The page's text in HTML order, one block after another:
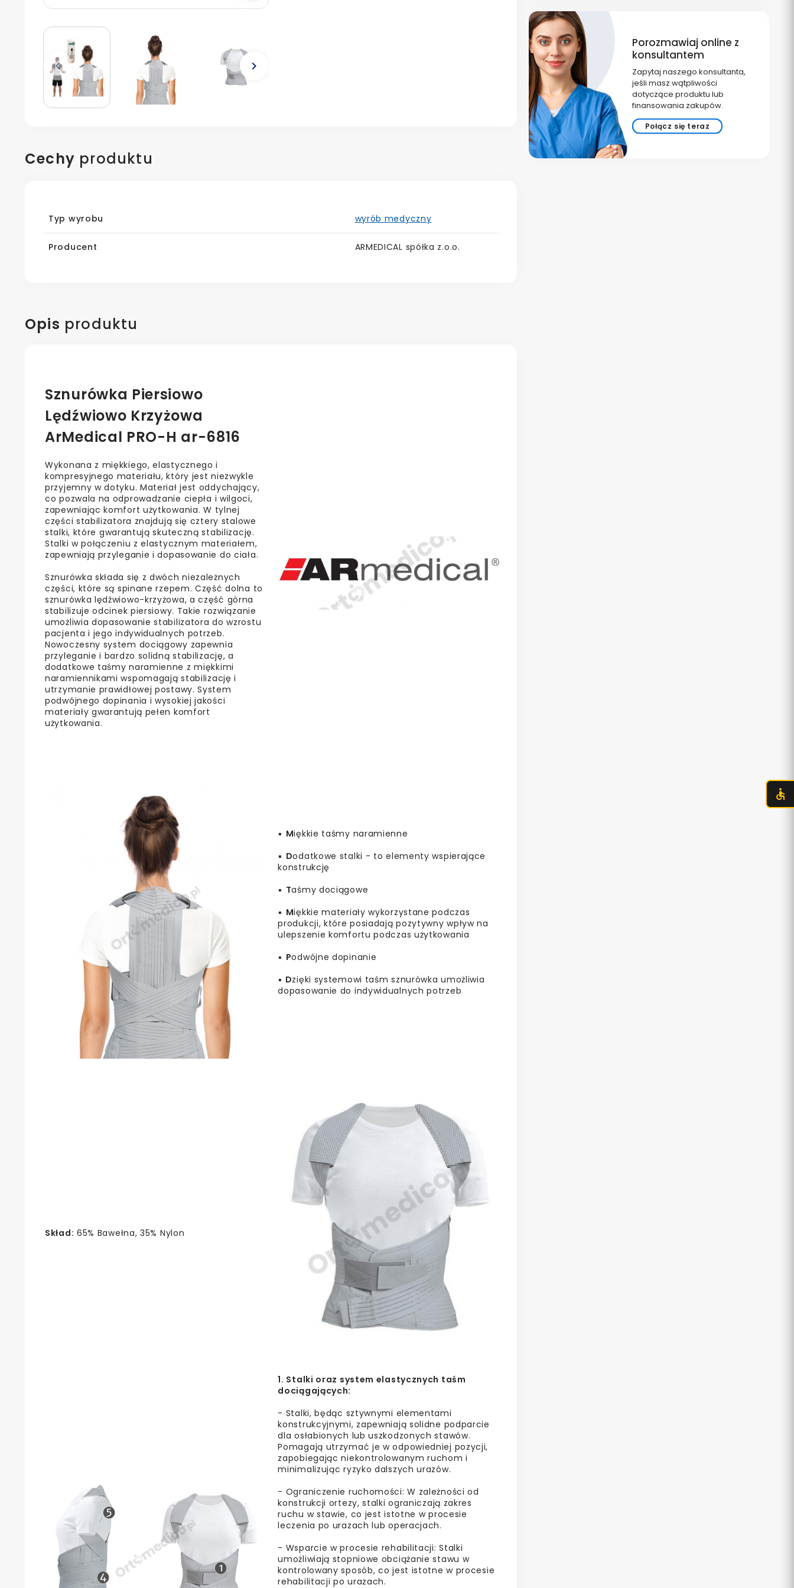
Poprzedni
keyboard_arrow_left keyboard_arrow_right
Porozmawiaj online z
konsultantem
Zapytaj naszego konsultanta,
jeśli masz wątpliwości
dotyczące produktu lub
finansowania zakupów.
Połącz się teraz
Cechy produktu
Typ wyrobu wyrób medyczny
Producent ARMEDICAL spółka z.o.o.
Opis produktu
Sznurówka Piersiowo
Lędźwiowo Krzyżowa
ArMedical PRO-H ar-6816
Wykonana z miękkiego, elastycznego i
kompresyjnego materiału, który jest niezwykle
przyjemny w dotyku. Materiał jest oddychający,
co pozwala na odprowadzanie ciepła i wilgoci,
zapewniając komfort użytkowania. W tylnej
części stabilizatora znajdują się cztery stalowe
stalki, które gwarantują skuteczną stabilizację.
Stalki w połączeniu z elastycznym materiałem,
zapewniają przyleganie i dopasowanie do ciała.
Sznurówka składa się z dwóch niezależnych
części, które są spinane rzepem. Część dolna to
sznurówka lędźwiowo-krzyżowa, a część górna
stabilizuje odcinek piersiowy. Takie rozwiązanie
umożliwia dopasowanie stabilizatora do wzrostu
pacjenta i jego indywidualnych potrzeb.
Nowoczesny system dociągowy zapewnia
przyleganie i bardzo solidną stabilizację, a
dodatkowe taśmy naramienne z miękkimi
naramiennikami wspomagają stabilizację i
utrzymanie prawidłowej postawy. System
podwójnego dopinania i wysokiej jakości
materiały gwarantują pełen komfort
użytkowania.
▪️ Miękkie taśmy naramienne
▪️ Dodatkowe stalki - to elementy wspierające
konstrukcję
▪️ Taśmy dociągowe
▪️ Miękkie materiały wykorzystane podczas
produkcji, które posiadają pozytywny wpływ na
ulepszenie komfortu podczas użytkowania
▪️ Podwójne dopinanie
▪️ Dzięki systemowi taśm sznurówka umożliwia
dopasowanie do indywidualnych potrzeb
Skład: 65% Bawełna, 35% Nylon
1. Stalki oraz system elastycznych taśm
dociągających:
- Stalki, będąc sztywnymi elementami
konstrukcyjnymi, zapewniają solidne podparcie
dla osłabionych lub uszkodzonych stawów.
Pomagają utrzymać je w odpowiedniej pozycji,
zapobiegając niekontrolowanym ruchom i
minimalizując ryzyko dalszych urazów.
- Ograniczenie ruchomości: W zależności od
konstrukcji ortezy, stalki ograniczają zakres
ruchu w stawie, co jest istotne w procesie
leczenia po urazach lub operacjach.
- Wsparcie w procesie rehabilitacji: Stalki
umożliwiają stopniowe obciążanie stawu w
kontrolowany sposób, co jest istotne w procesie
rehabilitacji po urazach.